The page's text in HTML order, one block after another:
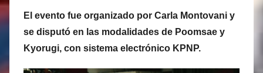
z
El evento fue organizado por Carla Montovani y
se disputó en las modalidades de Poomsae y
Kyorugi, con sistema electrónico KPNP.